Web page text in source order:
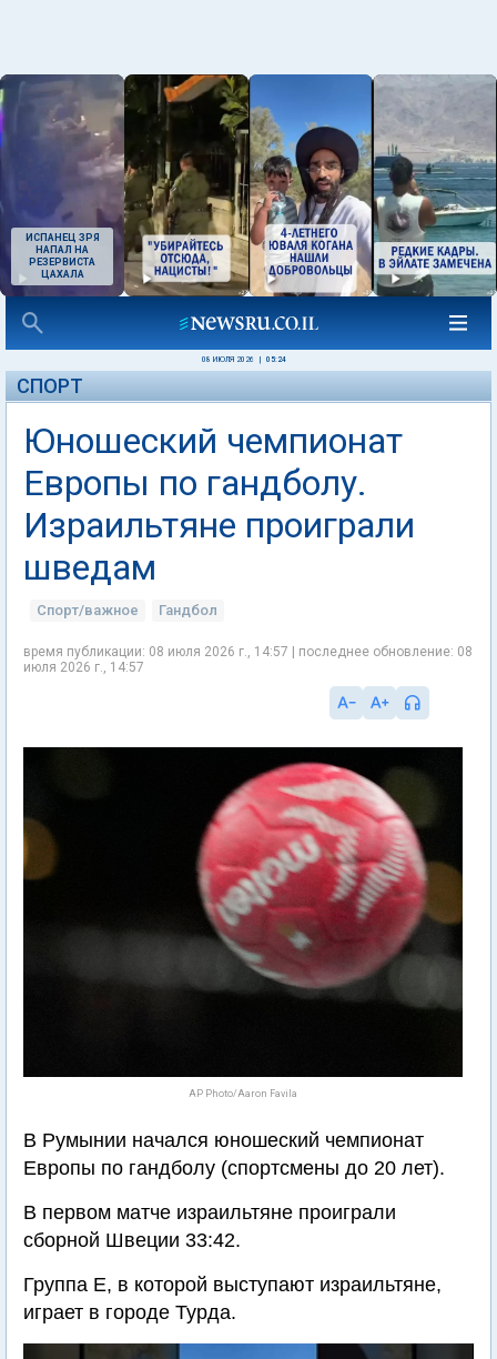
ИСПАНЕЦ ЗРЯ
НАПАЛ НА
РЕЗЕРВИСТА
ЦАХАЛА
08 ИЮЛЯ 2026 05:24
СПОРТ
Юношеский чемпионат
Европы по гандболу.
Израильтяне проиграли
шведам
Спорт/важное Гандбол
время публикации: 08 июля 2026 г., 14:57 | последнее обновление: 08
июля 2026 г., 14:57
AP Photo/Aaron Favila
В Румынии начался юношеский чемпионат
Европы по гандболу (спортсмены до 20 лет).
В первом матче израильтяне проиграли
сборной Швеции 33:42.
Группа Е, в которой выступают израильтяне,
играет в городе Турда.